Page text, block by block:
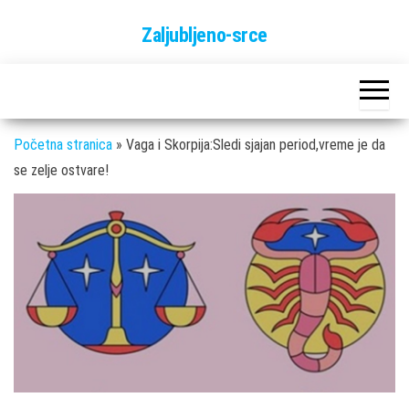
Zaljubljeno-srce
Početna stranica » Vaga i Skorpija:Sledi sjajan period,vreme je da
se zelje ostvare!